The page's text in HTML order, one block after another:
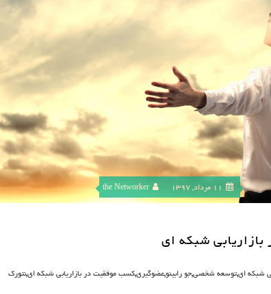
11 مرداد, 1397 the Networker
شبکه ای
شبکه ای,توسعه شخصی,جو رابینو,عضوگیری,کسب موفقیت در بازاریابی شبکه ای,نتورک